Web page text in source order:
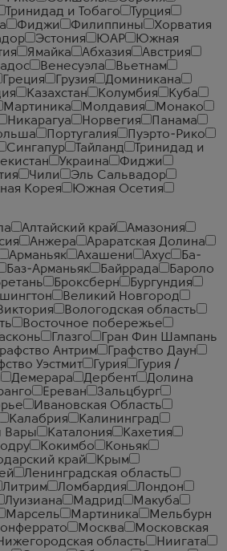
Тринидад и Тобаго
Турция
Фиджи Филиппины
Хорватия
Эстония ЮАР
Южная
Ямайка Абхазия
Австрия
Венесуэла
Вьетнам
Греция Грузия
Доминикана
Казахстан Колумбия
Куба
Мартиника Молдавия
Монако
Никарагуа Норвегия
Панама
Португалия
Пуэрто-Рико
Сингапур Тайланд
Тринидад и
Украина
Фиджи
Чили
Эль Сальвадор
Корея
Южная Осетия
Алтайский край
Амазония
Анжера
Араратская Долина
Арманьяк Ахашени Ахус
Ба-
Баз-Арманьяк Байррада
Бароло
Броксберн
Бургундия
Великий Новгород
Вологодская область
Восточное побережье
Гасконь Глазго
Гран Фин Шампань
Графство Антрим
Графство Даун
Уэстмит Гурия
Гурия /
Демерара Дербент
Долина
Ереван
Зальцбург
Ивановская Область
Калабрия
Калининград
Вары Каталония
Кахетия
Кокимбо
Коньяк
край
Крым
Ленинградская область
Литрим Ломбардия
Лондон
Луизиана Мадрид
Макуба
Марсель Мартиника
Мельбурн
Москва
Московская
область
Ниигата